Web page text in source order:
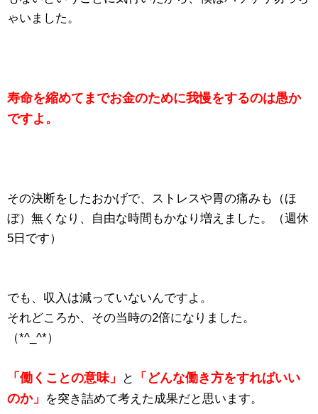
ゃいました。
寿命を縮めてまでお金のために我慢をするのは愚か
ですよ。
その決断をしたおかげで、ストレスや胃の痛みも（ほ
ぼ）無くなり、自由な時間もかなり増えました。（週休
5日です）
でも、収入は減っていないんですよ。
それどころか、その当時の2倍になりました。
（*^_^*）
「働くことの意味」 と
「どんな働き方をすればいい
のか」
を突き詰めて考えた成果だと思います。